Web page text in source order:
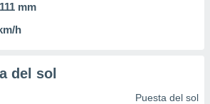
111 mm
h
del sol
Puesta del sol